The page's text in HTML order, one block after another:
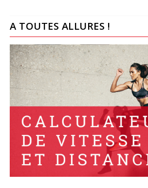
A TOUTES ALLURES !